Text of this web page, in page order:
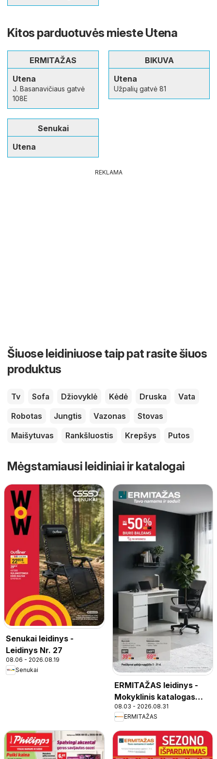
Kitos parduotuvės mieste Utena
ERMITAŽAS
Utena
J. Basanavičiaus gatvė
108E
BIKUVA
Utena
Užpalių gatvė 81
Senukai
Utena
REKLAMA
Šiuose leidiniuose taip pat rasite šiuos
produktus
Tv Sofa Džiovyklė Kėdė Druska
Vata
Robotas
Jungtis Vazonas
Stovas
Maišytuvas
Rankšluostis Krepšys Putos
Mėgstamiausi leidiniai ir katalogai
Senukai leidinys -
Leidinys Nr. 27
08.06 - 2026.08.19
Senukai
ERMITAŽAS leidinys -
Mokyklinis katalogas
2026
08.03 - 2026.08.31
ERMITAŽAS